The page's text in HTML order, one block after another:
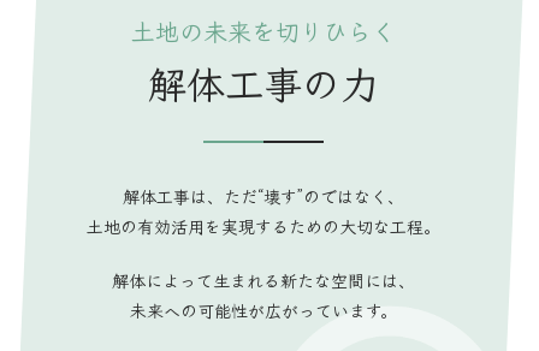
土地の未来を切りひらく
解体工事の力
解体工事は、ただ“壊す”のではなく、
土地の有効活用を実現するための大切な工程。
解体によって生まれる新たな空間には、
未来への可能性が広がっています。